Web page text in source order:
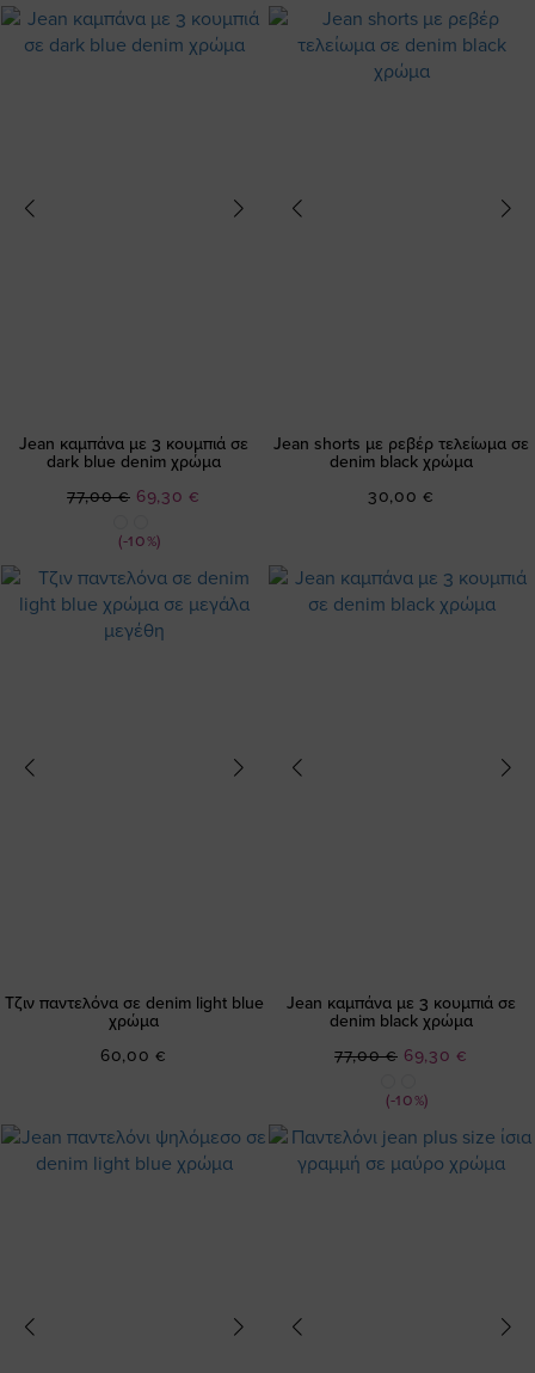
Jean καμπάνα με 3 κουμπιά σε
dark blue denim χρώμα
(-10%)
Ειδική
69,30 €
77,00 €
Jean shorts με ρεβέρ τελείωμα σε
denim black χρώμα
30,00 €
Τζιν παντελόνα σε denim light blue
χρώμα
60,00 €
Jean καμπάνα με 3 κουμπιά σε
denim black χρώμα
(-10%)
Ειδική
69,30 €
77,00 €